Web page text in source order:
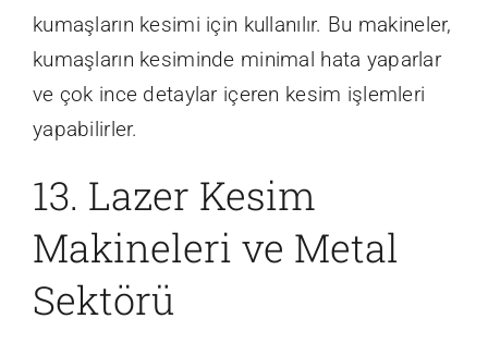
kumaşların kesimi için kullanılır. Bu makineler,
kumaşların kesiminde minimal hata yaparlar
ve çok ince detaylar içeren kesim işlemleri
yapabilirler.
13. Lazer Kesim
Makineleri ve Metal
Sektörü